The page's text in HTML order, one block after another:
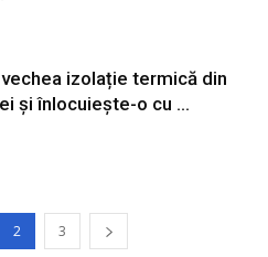
izolație termică din
și înlocuiește-o cu …
2 3